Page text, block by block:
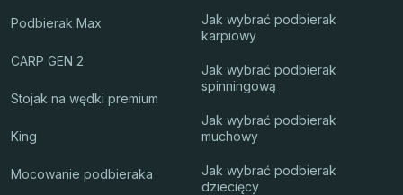
Podbierak Max
CARP GEN 2
Stojak na wędki premium
King
Mocowanie podbieraka
Jak wybrać podbierak
karpiowy
Jak wybrać podbierak
spinningową
Jak wybrać podbierak
muchowy
Jak wybrać podbierak
dziecięcy